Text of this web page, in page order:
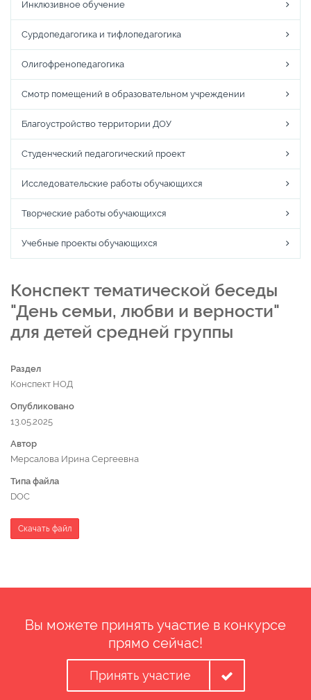
Инклюзивное обучение
Сурдопедагогика и тифлопедагогика
Олигофренопедагогика
Смотр помещений в образовательном учреждении
Благоустройство территории ДОУ
Студенческий педагогический проект
Исследовательские работы обучающихся
Творческие работы обучающихся
Учебные проекты обучающихся
Конспект тематической беседы
"День семьи, любви и верности"
для детей средней группы
Раздел
Конспект НОД
Опубликовано
13.05.2025
Автор
Мерсалова Ирина Сергеевна
Типа файла
DOC
Скачать файл
Вы можете принять участие в конкурсе
прямо сейчас!
Принять участие